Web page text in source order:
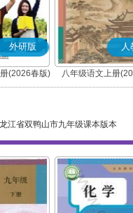
外研版
(2026春版)
人
八年级语文上册
(部编版)
江省双鸭山市九年级课本版本